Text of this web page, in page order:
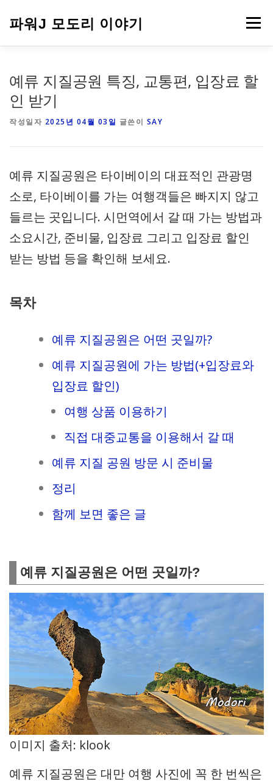
파워J 모도리 이야기 메뉴
예류 지질공원 특징, 교통편, 입장료 할
인 받기
작성일자 2025년 04월 03일 글쓴이 SAY
예류 지질공원은 타이베이의 대표적인 관광명
소로, 타이베이를 가는 여행객들은 빠지지 않고
들르는 곳입니다. 시먼역에서 갈 때 가는 방법과
소요시간, 준비물, 입장료 그리고 입장료 할인
받는 방법 등을 확인해 보세요.
목차
예류 지질공원은 어떤 곳일까?
예류 지질공원에 가는 방법(+입장료와
입장료 할인)
여행 상품 이용하기
직접 대중교통을 이용해서 갈 때
예류 지질 공원 방문 시 준비물
정리
함께 보면 좋은 글
예류 지질공원은 어떤 곳일까?
이미지 출처: klook
예류 지질공원은 대만 여행 사진에 꼭 한 번씩은